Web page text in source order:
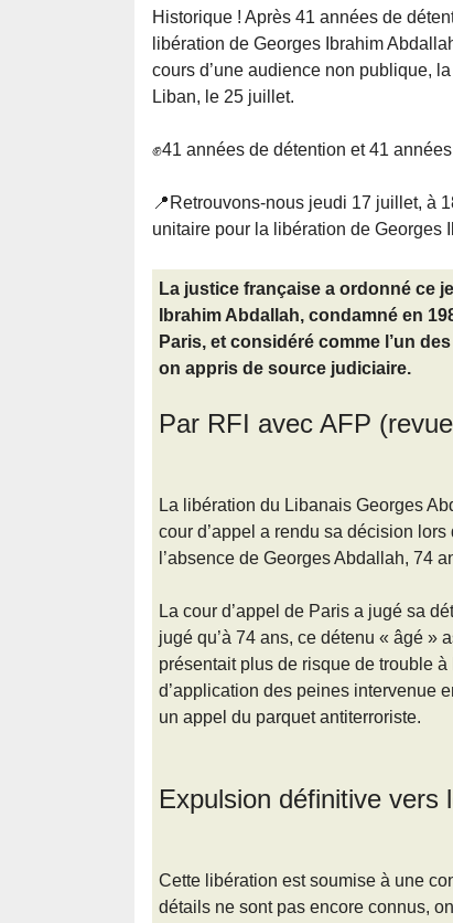
Historique ! Après 41 années de
libération de Georges Ibrahim
cours d’une audience non publique,
Liban, le 25 juillet.
✊41 années de détention et 41
📍Retrouvons-nous jeudi 17 juillet, à
unitaire pour la libération de Georges
La justice française a ordonné ce
Ibrahim Abdallah, condamné en
Paris, et considéré comme l’un
on appris de source judiciaire.
Par RFI avec AFP
La libération du Libanais Georges
cour d’appel a rendu sa décision
l’absence de Georges Abdallah, 74
La cour d’appel de Paris a jugé sa
jugé qu’à 74 ans, ce détenu « âgé »
présentait plus de risque de trouble
d’application des peines intervenue
un appel du parquet antiterroriste.
Expulsion définitive vers
Cette libération est soumise à une
détails ne sont pas encore connus,